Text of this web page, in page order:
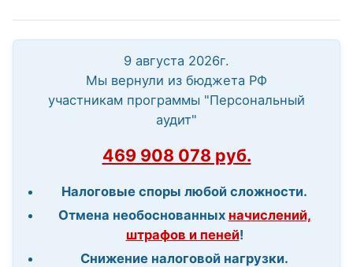
9 августа 2026г.
Мы вернули из бюджета РФ
участникам программы "Персональный
аудит"
469 908 078 руб.
Налоговые споры любой сложности.
Отмена необоснованных начислений,
штрафов и пеней!
Снижение налоговой нагрузки.